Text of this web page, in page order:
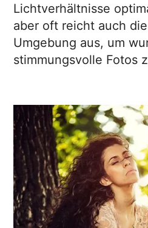
Lichtverhältnisse
aber oft reicht auch
Umgebung aus, um
stimmungsvolle Fotos